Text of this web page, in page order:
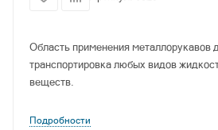
Область применения металлорукавов
транспортировка любых видов
веществ.
Подробности